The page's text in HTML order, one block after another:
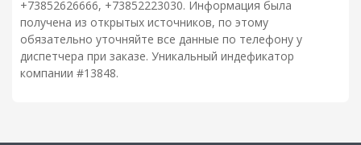
+73852626666, +73852223030. Информация была
получена из открытых источников, по этому
обязательно уточняйте все данные по телефону у
диспетчера при заказе. Уникальный индефикатор
компании #13848.